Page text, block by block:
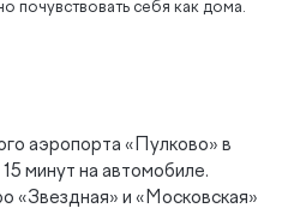
почувствовать себя как дома.
аэропорта «Пулково» в
минут на автомобиле.
«Звездная» и «Московская»